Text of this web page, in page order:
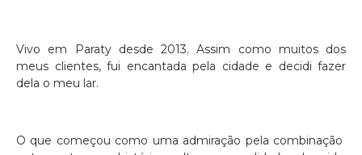
Vivo em Paraty desde 2013. Assim como muitos dos
meus clientes, fui encantada pela cidade e decidi fazer
dela o meu lar.
O que começou como uma admiração pela combinação